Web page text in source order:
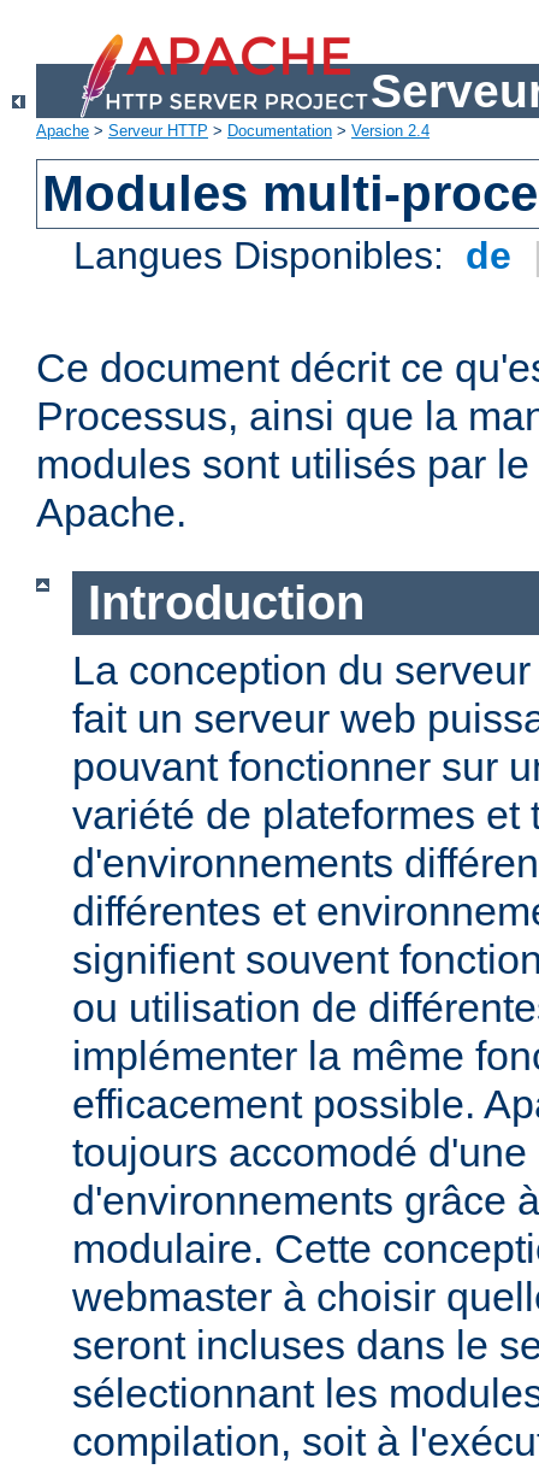
Apache > Serveur HTTP > Documentation > Version 2.4
Modules multi-
Langues Disponibles: de
Ce document décrit ce
Processus, ainsi que la
modules sont utilisés par
Apache.
Introduction
La conception du
fait un serveur web
pouvant fonctionner sur
variété de plateformes et
d'environnements
différentes et
signifient souvent
ou utilisation de
implémenter la même
efficacement possible.
toujours accomodé
d'environnements grâce
modulaire. Cette
webmaster à choisir
seront incluses dans le
sélectionnant les
compilation, soit à